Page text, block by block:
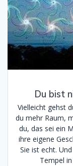
Du bist
Vielleicht gehst
du mehr Raum,
du, das sei ein
ihre eigene
Sie ist echt.
Tempel